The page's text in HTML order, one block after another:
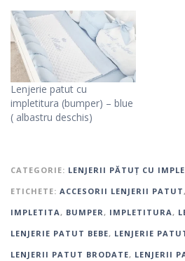
Lenjerie patut cu
impletitura (bumper) – blue
( albastru deschis)
CATEGORIE: LENJERII PĂTUȚ CU
ETICHETE: ACCESORII LENJERII PATUT,
IMPLETITA, BUMPER, IMPLETITURA,
LENJERIE PATUT BEBE, LENJERIE
LENJERII PATUT BRODATE, LENJERII